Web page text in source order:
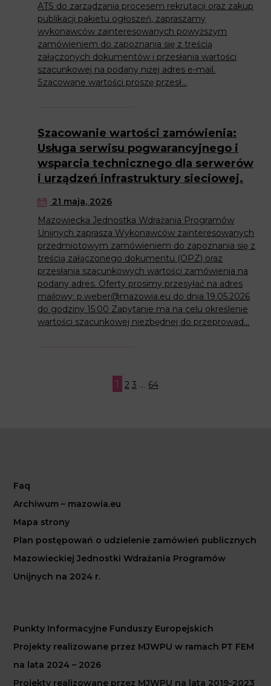
ATS do zarządzania procesem rekrutacji oraz zakup
publikacji pakietu ogłoszeń, zapraszamy
wykonawców zainteresowanych powyższym
zamówieniem do zapoznania się z treścią
załączonych dokumentów i przesłania wartości
szacunkowej na podany niżej adres e-mail.
Szacowane wartości proszę przesł...
Szacowanie wartości zamówienia:
Usługa serwisu pogwarancyjnego i
wsparcia technicznego dla serwerów
i urządzeń infrastruktury sieciowej.
21 maja, 2026
Mazowiecka Jednostka Wdrażania Programów
Unijnych zaprasza Wykonawców zainteresowanych
przedmiotowym zamówieniem do zapoznania się z
treścią załączonego dokumentu (OPZ) oraz
przesłania szacunkowych wartości zamówienia na
podany adres. Oferty prosimy przesyłać na adres
mailowy: p.weber@mazowia.eu do dnia 19.05.2026
do godziny 15:00 Zapytanie ma na celu określenie
wartości szacunkowej niezbędnej do przeprowad...
1 2 3 … 64
Faq
Archiwum – mazowia.eu
Mapa strony
Plan postępowań o udzielenie zamówień publicznych
Mazowieckiej Jednostki Wdrażania Programów
Unijnych na 2024 r.
Punkty Informacyjne Funduszy Europejskich
Projekty realizowane przez MJWPU w ramach PT FEM
na lata 2024 – 2026
Projekty realizowane przez MJWPU na lata 2019-2023